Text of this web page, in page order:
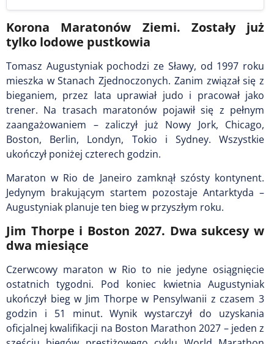
Korona Maratonów Ziemi. Zostały już
tylko lodowe pustkowia
Tomasz Augustyniak pochodzi ze Sławy, od 1997 roku
mieszka w Stanach Zjednoczonych. Zanim związał się z
bieganiem, przez lata uprawiał judo i pracował jako
trener. Na trasach maratonów pojawił się z pełnym
zaangażowaniem – zaliczył już Nowy Jork, Chicago,
Boston, Berlin, Londyn, Tokio i Sydney. Wszystkie
ukończył poniżej czterech godzin.
Maraton w Rio de Janeiro zamknął szósty kontynent.
Jedynym brakującym startem pozostaje Antarktyda –
Augustyniak planuje ten bieg w przyszłym roku.
Jim Thorpe i Boston 2027. Dwa sukcesy w
dwa miesiące
Czerwcowy maraton w Rio to nie jedyne osiągnięcie
ostatnich tygodni. Pod koniec kwietnia Augustyniak
ukończył bieg w Jim Thorpe w Pensylwanii z czasem 3
godzin i 51 minut. Wynik wystarczył do uzyskania
oficjalnej kwalifikacji na Boston Marathon 2027 – jeden z